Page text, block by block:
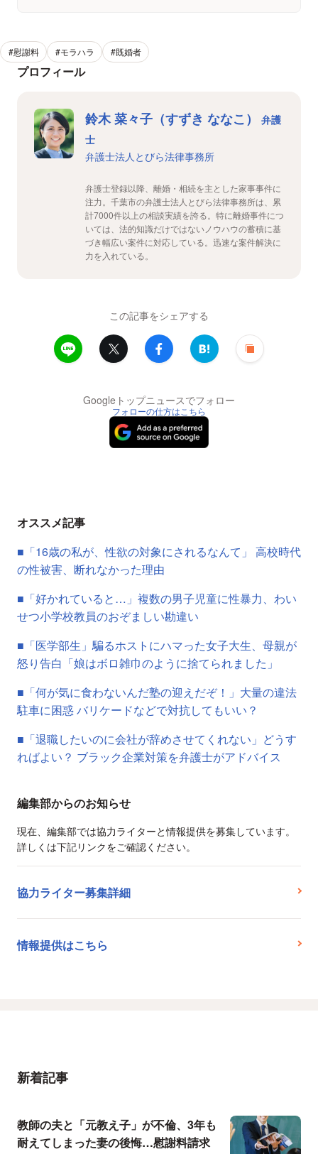
#慰謝料 #モラハラ #既婚者
プロフィール
鈴木 菜々子（すずき ななこ）
弁護
士
弁護士法人とびら法律事務所
弁護士登録以降、離婚・相続を主とした家事事件に
注力。千葉市の弁護士法人とびら法律事務所は、累
計7000件以上の相談実績を誇る。特に離婚事件につ
いては、法的知識だけではないノウハウの蓄積に基
づき幅広い案件に対応している。迅速な案件解決に
力を入れている。
この記事をシェアする
Googleトップニュースでフォロー
フォローの仕方はこちら
オススメ記事
■「16歳の私が、性欲の対象にされるなんて」 高校時代
の性被害、断れなかった理由
■「好かれていると…」複数の男子児童に性暴力、わい
せつ小学校教員のおぞましい勘違い
■「医学部生」騙るホストにハマった女子大生、母親が
怒り告白「娘はボロ雑巾のように捨てられました」
■「何が気に食わないんだ塾の迎えだぞ！」大量の違法
駐車に困惑 バリケードなどで対抗してもいい？
■「退職したいのに会社が辞めさせてくれない」どうす
ればよい？ ブラック企業対策を弁護士がアドバイス
編集部からのお知らせ
現在、編集部では協力ライターと情報提供を募集しています。
詳しくは下記リンクをご確認ください。
協力ライター募集詳細
情報提供はこちら
新着記事
教師の夫と「元教え子」が不倫、3年も
耐えてしまった妻の後悔…慰謝料請求